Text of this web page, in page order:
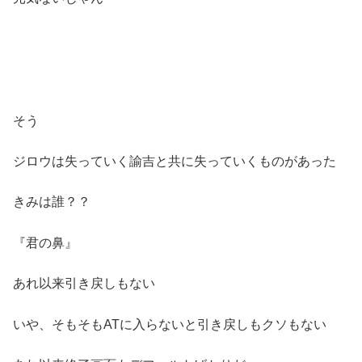
そう
ジロウは失っていく諭吉と共に失っていくものがあった
きみは誰？？
『君の鼻』
あれ以来引き戻しもない
いや、そもそもATに入らないと引き戻しもクソもない